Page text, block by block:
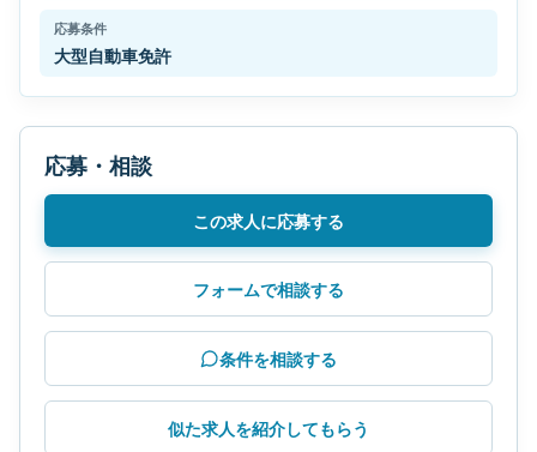
応募条件
大型自動車免許
応募・相談
この求人に応募する
フォームで相談する
条件を相談する
似た求人を紹介してもらう